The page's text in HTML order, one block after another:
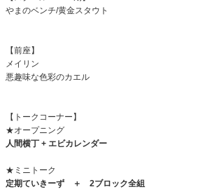
やまのベンチ/黄金スタウト
【前座】
メイリン
悪趣味な色彩のカエル
【トークコーナー】
★オープニング
人間横丁 + エビカレンダー
★ミニトーク
定期ていきーず ＋ 2ブロック全組